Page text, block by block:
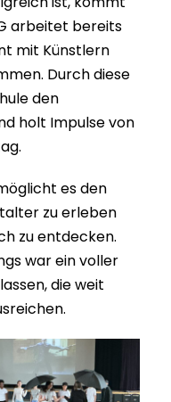
arbeitet bereits
mit Künstlern
Durch diese
den
holt Impulse von
es den
zu erleben
zu entdecken.
war ein voller
die weit